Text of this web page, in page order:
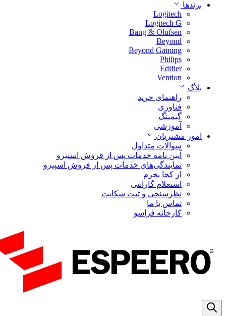
برندها
Logitech
Logitech G
Bang & Olufsen
Beyond
Beyond Gaming
Philips
Edifier
Vention
بلاگ
راهنمای خرید
فناوری
گیمینگ
آموزشی
امور مشتریان
سوالات متداول
آیین نامه خدمات پس از فروش اسپیرو
نمایندگی‌های خدمات پس از فروش اسپیرو
از کجا بخرم
استعلام گارانتی
نظرسنجی و ثبت شکایت
تماس با ما
کارخانه فراسو